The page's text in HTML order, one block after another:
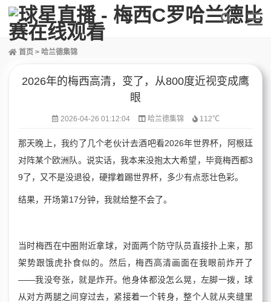
首页 > 哈兰德集锦
2026年的梅西高清，变了，从800度近视变成鹰
眼
2026-04-26 01:12:04 哈兰德集锦 112℃
那天晚上，我约了几个老伙计去酒吧看2026年世界杯，阿根廷
对阵某个欧洲队。说实话，我本来没抱太大希望，毕竟梅西都3
9了，又不是没退役，硬撑着踢世界杯，多少有点悲壮色彩。
结果，开场第17分钟，我就给整不会了。
当时梅西在中圈附近拿球，对面两个防守队员直接扑上来，那
架势跟饿虎扑食似的。然后，梅西高清画面在我眼前炸开了
——我没夸张，就是炸开。他身体都没怎么晃，左脚一拨，球
从对方两腿之间穿过去，紧接着一个转身，整个人就从夹缝里